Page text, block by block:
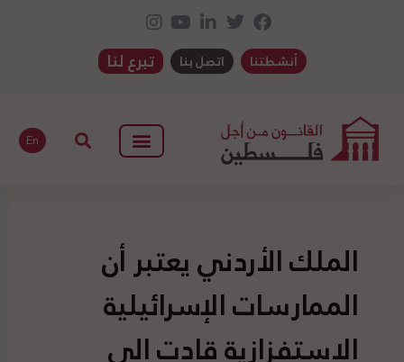
أنشطتنا اتصل بنا تبرع لنا
En
الملك الأردني يعتبر أن
الممارسات الإسرائيلية
الاستفزازية قادت إلى